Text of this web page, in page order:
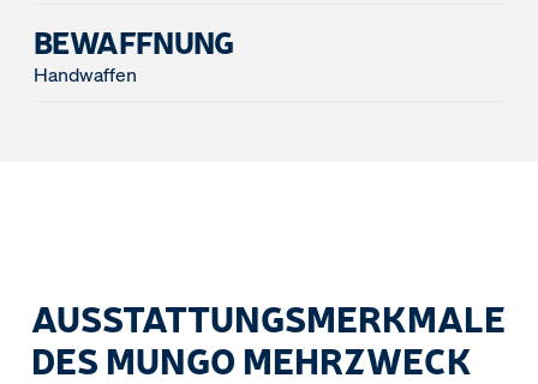
BEWAFFNUNG
Handwaffen
AUSSTATTUNGSMERKMALE
DES MUNGO MEHRZWECK